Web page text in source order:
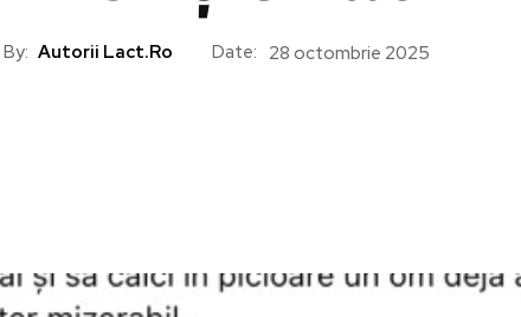
By: Autorii Lact.ro Date: 28 octombrie 2025